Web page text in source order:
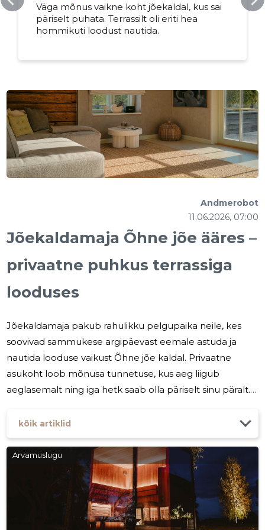
Väga mõnus vaikne koht jõekaldal, kus sai
päriselt puhata. Terrassilt oli eriti hea
hommikuti loodust nautida.
Jõekaldamaja Õhne jõe ääres –
privaatne puhkus terrassiga
looduses
11.06.2026, 07:00
Andmerobot
Jõekaldamaja pakub rahulikku pelgupaika neile, kes
soovivad sammukese argipäevast eemale astuda ja
nautida looduse vaikust Õhne jõe kaldal. Privaatne
asukoht loob mõnusa tunnetuse, kus aeg liigub
aeglasemalt ning iga hetk saab olla päriselt sinu päralt.
nädalavahetuseks kui ka lühikeseks tööpuhkuseks, kui
vajad keskendumiseks rahulikku keskkonda.
Jõekaldamaja ühendab loodusläheduse, privaatsuse ja
mugava olemise viisil, mis aitab taastuda, mõtteid
selgeks saada ja lihtsalt puhata. Miks valida
Jõekaldamaja? Õhne jõe ääres asuv majutus
kõik artiklid
Arvamuslugu